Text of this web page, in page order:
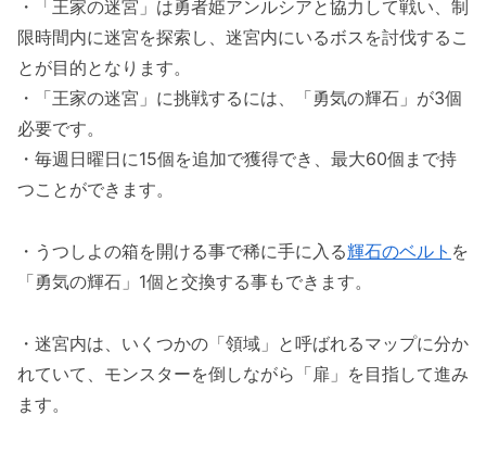
・「王家の迷宮」は勇者姫アンルシアと協力して戦い、制
限時間内に迷宮を探索し、迷宮内にいるボスを討伐するこ
とが目的となります。
・「王家の迷宮」に挑戦するには、「勇気の輝石」が3個
必要です。
・毎週日曜日に15個を追加で獲得でき、最大60個まで持
つことができます。
・うつしよの箱を開ける事で稀に手に入る輝石のベルト を
「勇気の輝石」1個と交換する事もできます。
・迷宮内は、いくつかの「領域」と呼ばれるマップに分か
れていて、モンスターを倒しながら「扉」を目指して進み
ます。